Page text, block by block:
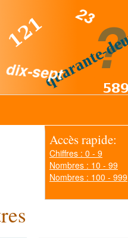
Accès rapide:
Chiffres : 0 - 9
Nombres : 10 - 99
Nombres : 100 - 999